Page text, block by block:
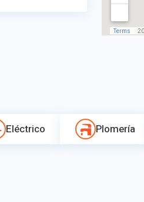
Eléctrico Plomería